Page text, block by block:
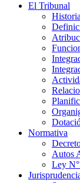
El Tribunal
Historia
Normativa
Autos
Ley